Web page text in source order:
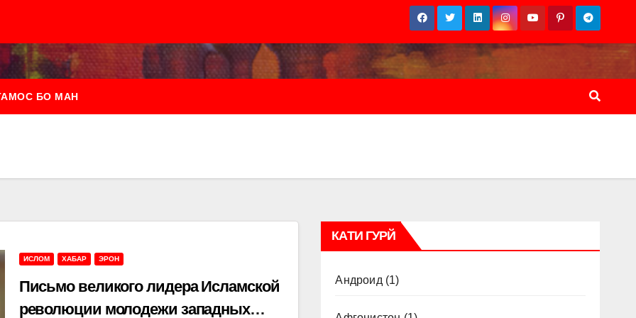
БО МАН
ИСЛОМ ХАБАР ЭРОН
Письмо великого лидера Исламской
революции молодежи западных
КАТИ ГУРЙ
Андроид (1)